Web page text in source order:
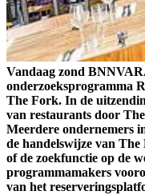
Vandaag zond
onderzoeksprogramma
The Fork. In de
van restaurants door
Meerdere ondernemers
de handelswijze van
of de zoekfunctie op de
programmamakers
van het